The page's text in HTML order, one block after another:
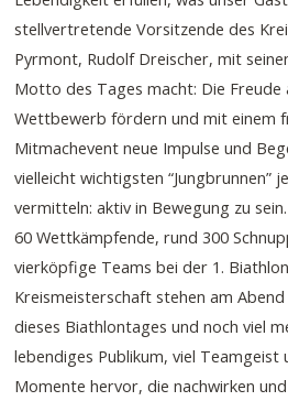
stellvertretende Vorsitzende des
Pyrmont, Rudolf Dreischer, mit
Motto des Tages macht: Die Freude
Wettbewerb fördern und mit einem
Mitmachevent neue Impulse und
vielleicht wichtigsten “Jungbrunnen”
vermitteln: aktiv in Bewegung zu
60 Wettkämpfende, rund 300
vierköpfige Teams bei der 1.
Kreismeisterschaft stehen am
dieses Biathlontages und noch viel
lebendiges Publikum, viel Teamgeist
Momente hervor, die nachwirken